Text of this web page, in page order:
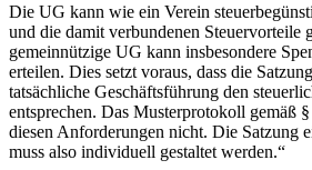
Die UG kann wie ein Verein
und die damit verbundenen Steuervorteile
gemeinnützige UG kann insbesondere
erteilen. Dies setzt voraus, dass die
tatsächliche Geschäftsführung den
entsprechen. Das Musterprotokoll gemäß
diesen Anforderungen nicht. Die Satzung
muss also individuell gestaltet werden.“